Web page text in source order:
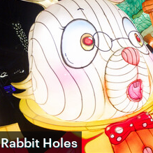
Rabbit Holes